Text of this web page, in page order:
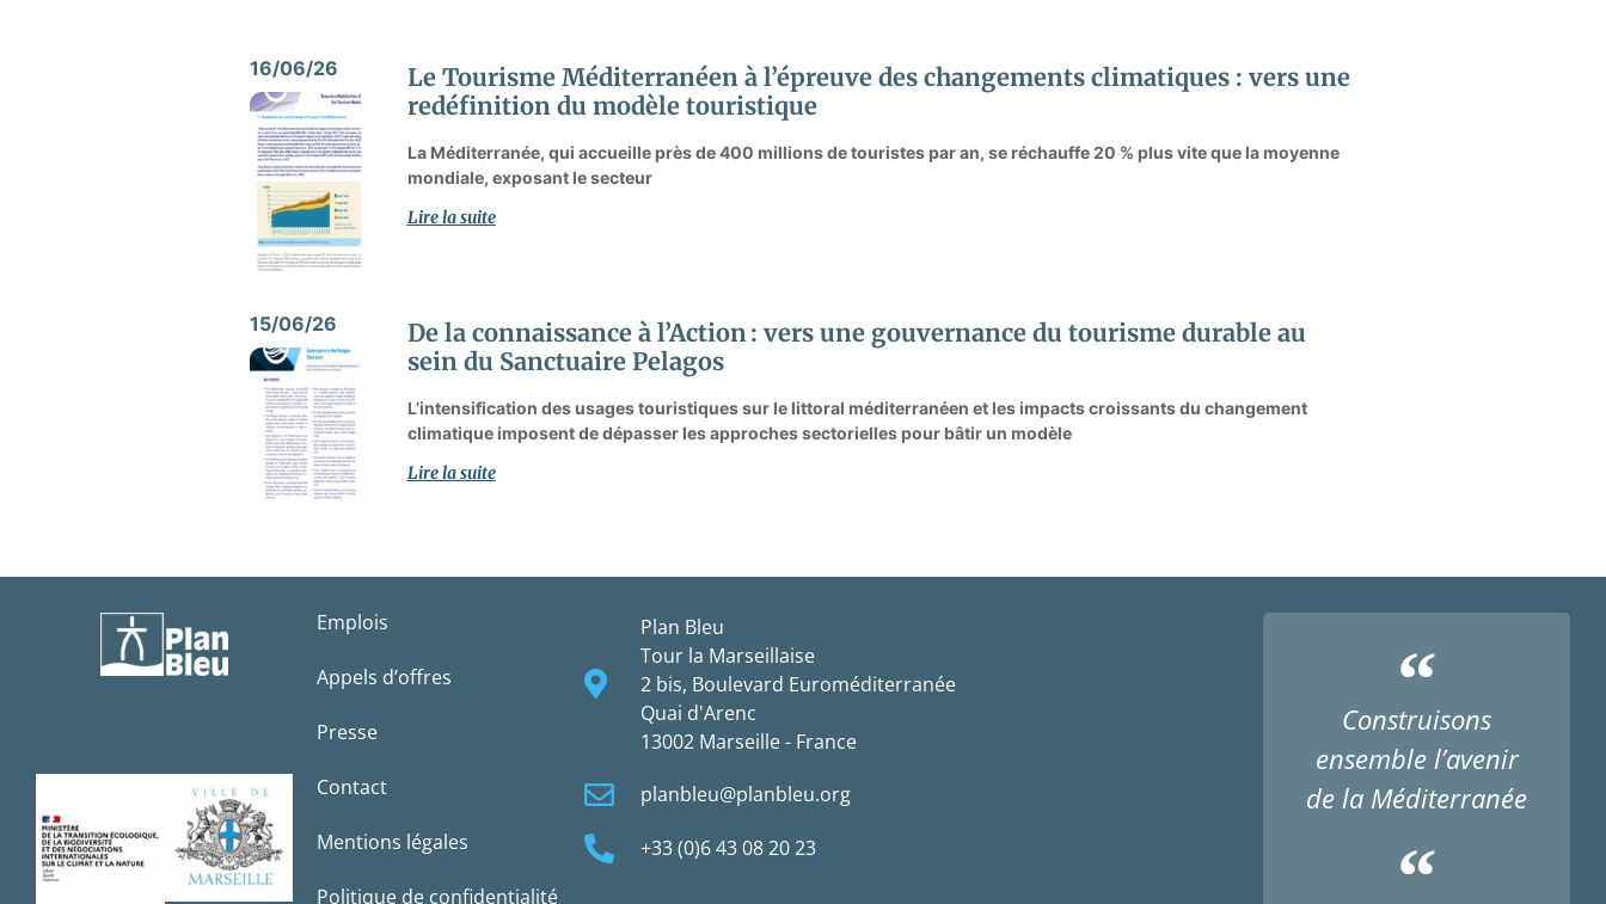
16/06/26
Le Tourisme Méditerranéen à l’épreuve des changements climatiques : vers une
redéfinition du modèle touristique
La Méditerranée, qui accueille près de 400 millions de touristes par an, se réchauffe 20 % plus vite que la moyenne
mondiale, exposant le secteur
Lire la suite
15/06/26
De la connaissance à l’Action : vers une gouvernance du tourisme durable au
sein du Sanctuaire Pelagos
L’intensification des usages touristiques sur le littoral méditerranéen et les impacts croissants du changement
climatique imposent de dépasser les approches sectorielles pour bâtir un modèle
Lire la suite
Emplois
Appels d’offres
Presse
Contact
Mentions légales
Politique de confidentialité
Plan Bleu
Tour la Marseillaise
2 bis, Boulevard Euroméditerranée
Quai d'Arenc
13002 Marseille - France
planbleu@planbleu.org
+33 (0)6 43 08 20 23
“
Construisons
ensemble l’avenir
de la Méditerranée
“